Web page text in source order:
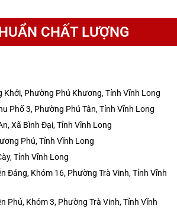
CHẤT LƯỢNG
Khởi, Phường Phú Khương, Tỉnh Vĩnh Long
Phố 3, Phường Phú Tân, Tỉnh Vĩnh Long
Xã Bình Đại, Tỉnh Vĩnh Long
Phú, Tỉnh Vĩnh Long
Tỉnh Vĩnh Long
Đáng, Khóm 16, Phường Trà Vinh, Tỉnh Vĩnh
Phủ, Khóm 3, Phường Trà Vinh, Tỉnh Vĩnh